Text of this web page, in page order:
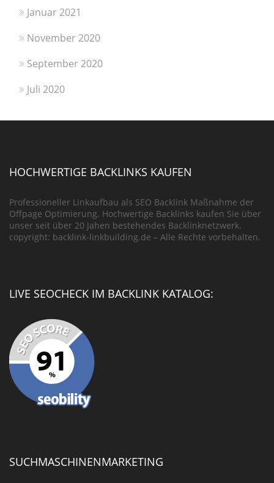
Januar 2021
November 2020
September 2020
Juli 2020
HOCHWERTIGE BACKLINKS KAUFEN
Professioneller Linkaufbau als SEO Backlink Maßnahme der
Offpage Optimierung. Hochwertige Backlinks kaufen Sie über
unser seit über 20 Jahen bestehendes Backlinknetzwerk.
copyright: backlink-linkbuilding.de – Alle Rechte vorbehalten.
LIVE SEOCHECK IM BACKLINK KATALOG:
SUCHMASCHINENMARKETING